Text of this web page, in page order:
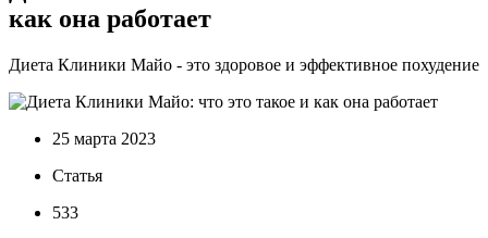
как она работает
Диета Клиники Майо - это здоровое и эффективное похудение
25 марта 2023
Статья
533